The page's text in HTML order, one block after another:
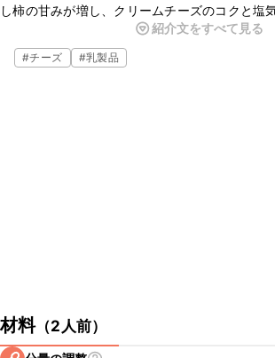
し柿の甘みが増し、クリームチーズのコクと塩
ですよ。おやつにも、ワインのおつまみにも喜
したおもてなしになる一品です。ぜひ、お試し
紹介文をすべて見る
#チーズ #乳製品
材料（2人前）